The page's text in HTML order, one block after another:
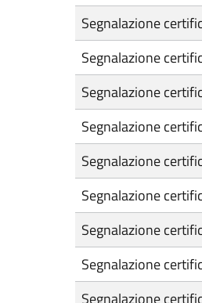
Segnalazione
Segnalazione
Segnalazione
Segnalazione
Segnalazione
Segnalazione
Segnalazione
Segnalazione
Segnalazione